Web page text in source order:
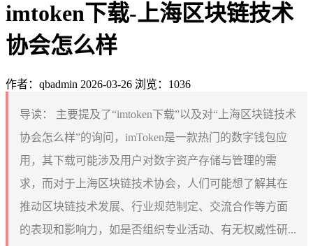
imtoken下载-上海区块链技术
协会怎么样
作者：qbadmin 2026-03-26 浏览：1036
导读：
主要提及了“imtoken下载”以及对“上海区块链技术
协会怎么样”的询问，imToken是一款热门的数字钱包应
用，其下载可能涉及用户对数字资产存储与管理的需
求，而对于上海区块链技术协会，人们可能想了解其在
推动区块链技术发展、行业规范制定、交流合作等方面
的表现和影响力，如是否组织专业活动、有无权威性研...